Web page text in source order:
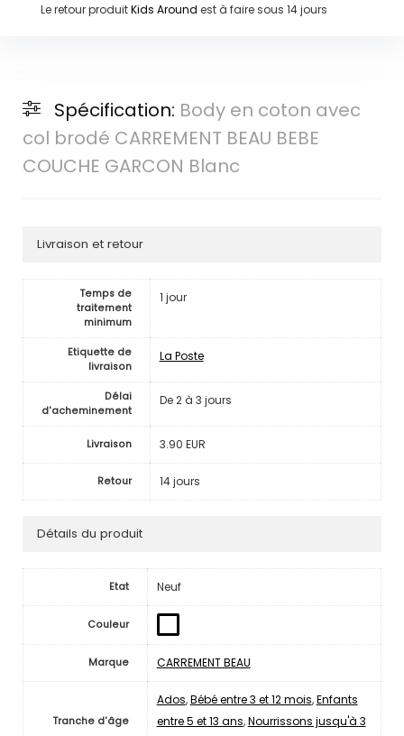
Le retour produitKids Around est à faire sous 14 jours
Spécification: Body en coton avec
col brodé CARREMENT BEAU BEBE
COUCHE GARCON Blanc
Livraison et retour
Temps de
traitement
minimum
1 jour
Etiquette de
livraison
La Poste
Délai
d'acheminement
De 2 à 3 jours
Livraison 3.90 EUR
Retour 14 jours
Détails du produit
Etat Neuf
Couleur
Marque CARREMENT BEAU
Tranche d'âge
Ados,Bébé entre 3 et 12 mois,Enfants
entre 5 et 13 ans,Nourrissons jusqu'à 3